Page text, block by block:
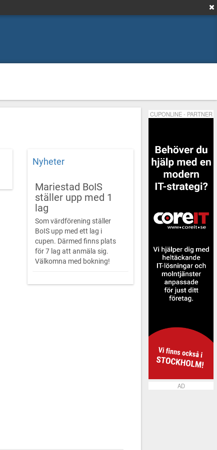
Nyheter
Mariestad BoIS
ställer upp med 1
lag
Som värdförening ställer
BoIS upp med ett lag i
cupen. Därmed finns plats
för 7 lag att anmäla sig.
Välkomna med bokning!
CUPONLINE - PARTNER
AD